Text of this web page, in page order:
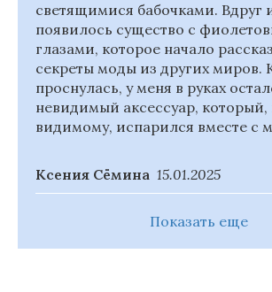
светящимися бабочками. Вдруг
появилось существо с
глазами, которое начало
секреты моды из других миров.
проснулась, у меня в руках
невидимый аксессуар, который,
видимому, испарился вместе с
Ксения Сёмина 15.01.2025
Показать еще